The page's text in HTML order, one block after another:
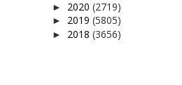
► 2020 (2719)
► 2019 (5805)
► 2018 (3656)